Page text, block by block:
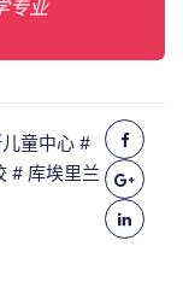
专业
童中心 #
# 库埃里兰